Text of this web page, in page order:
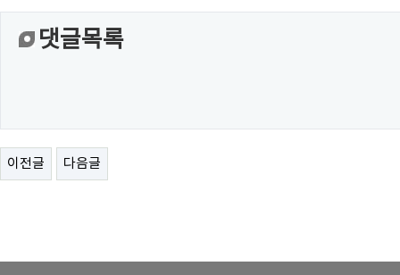
댓글목록
이전글 다음글